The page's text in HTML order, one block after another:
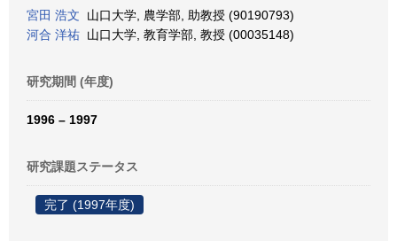
宮田 浩文 山口大学, 農学部, 助教授 (90190793)
河合 洋祐 山口大学, 教育学部, 教授 (00035148)
研究期間 (年度)
1996 – 1997
研究課題ステータス
完了 (1997年度)